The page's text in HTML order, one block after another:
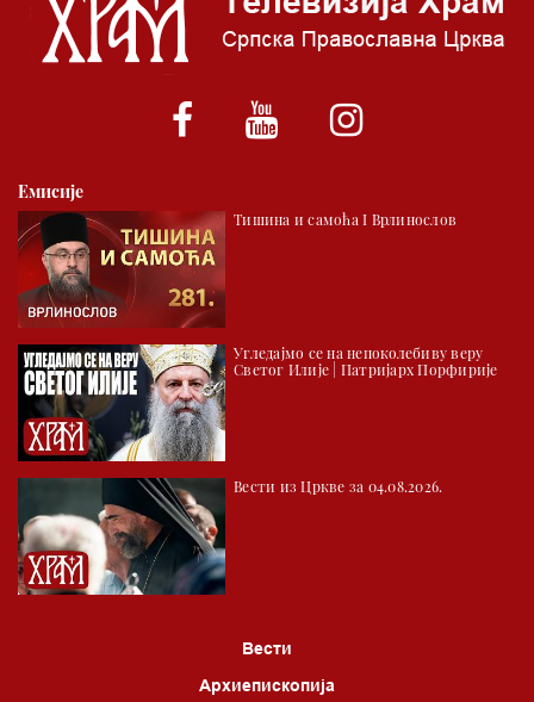
00.03 Црквена предавања и трибине
01.03 Српски јерарси
01.30 Хроника Архиепископије
02.30 Млади у Цркви
03.03 Палета културног наслеђа
04.00 Час историје
05.30 Храм културе
06.00 Црквена предавања и трибине
*најважније вести емитујемо на сваки пун сат
Емисије
Тишина и самоћа I Врлинослов
Угледајмо се на непоколебиву веру
Светог Илије | Патријарх Порфирије
Вести из Цркве за 04.08.2026.
Вести
Архиепископија